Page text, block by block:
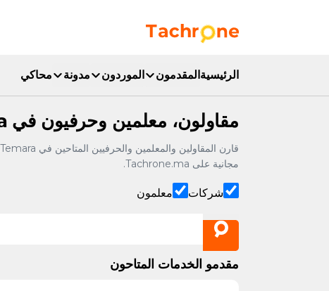
الرئيسيةالمقدمون الموردون مدونة محاكي
مقاولون، معلمين وحرفيون في Temara
مجانية على Tachrone.ma.
شركات معلمون
مقدمو الخدمات المتاحون